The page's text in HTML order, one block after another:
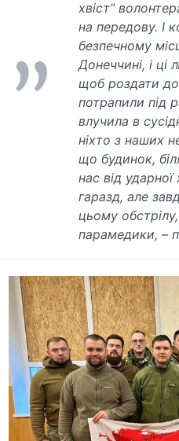
хвіст”
на передову. І
безпечному
Донеччині, і
щоб роздати
потрапили під
влучила в
ніхто з наших
що будинок,
нас від
гаразд, але
цьому
парамедики, –